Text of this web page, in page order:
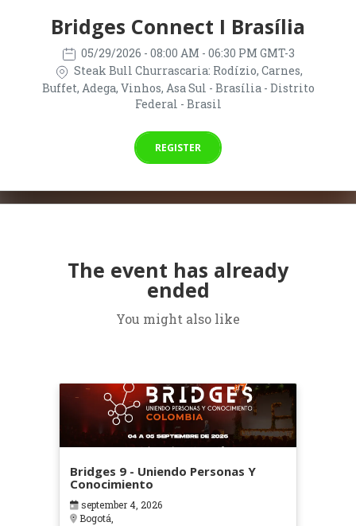
Bridges Connect I Brasília
05/29/2026 - 08:00 AM - 06:30 PM GMT-3
Steak Bull Churrascaria: Rodízio, Carnes,
Buffet, Adega, Vinhos, Asa Sul - Brasília - Distrito
Federal - Brasil
REGISTER
The event has already
ended
You might also like
Bridges 9 - Uniendo Personas Y
Conocimiento
september 4, 2026
Bogotá,